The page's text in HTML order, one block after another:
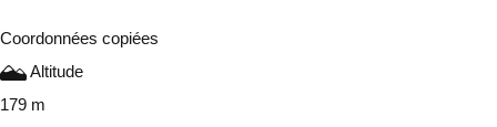
Coordonnées copiées
Altitude
179 m